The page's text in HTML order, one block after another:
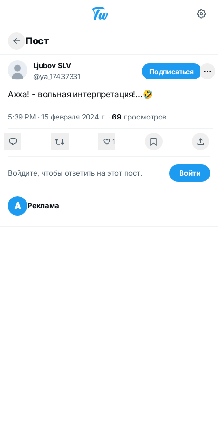
Пост
Ljubov SLV
@ya_17437331
Подписаться
Ахха! - вольная интерпретация!...🤣
5:39 PM · 15 февраля 2024 г. ·69 просмотров
1
Войдите, чтобы ответить на этот пост. Войти
А Реклама